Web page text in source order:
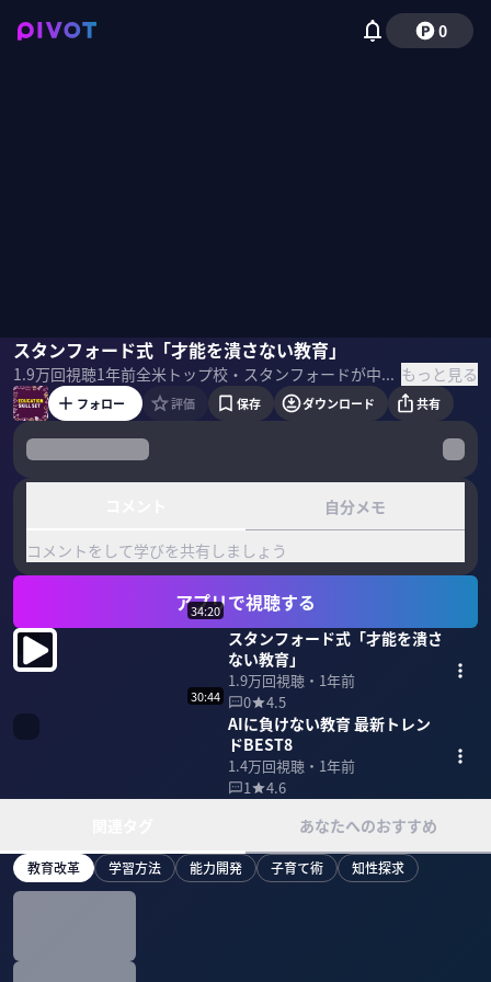
0
スタンフォード式「才能を潰さない教育」
1.9万回視聴1年前 全米トップ校・スタンフォードが中高生に教えていることは何なのか？日本のオンライン校の今後はどうなるのか？校長の星友啓氏に聞く。 ＜ゲスト＞ 星友啓／スタンフォードオンラインハイスクール校長・哲学博士 ２００８年Stanford大学哲学博士修了後、同大学哲学部講師として論理学で教鞭をとりながら、Stanford Online High Schoolスタートアッププロジェクトに参加。 ２０１６年より校長に就任。 現職の傍ら、哲学、論理学、リーダーシップの講義活動や、米国、アジアにむけて、教育及び教育関連テクノロジー(EdTech)のコンサルティングにも取り組む。日本では慶應義塾大学特別招聘教授、横浜市立大学特任教授を務めている。 主な著書 『スタンフォードが中高生に教えていること』 『脳を活かす英会話』 『スタンフォード大学・オンラインハイスクール校長が教える 脳が一生忘れないインプット術』 ＜目次＞ もっと見る
星友啓山口真由国山ハセン
フォロー 評価 保存 ダウンロード 共有
自分メモ
コメントをして学びを共有しましょう
アプリで視聴する
34:20
スタンフォード式「才能を潰さ
ない教育」
1.9万回視聴・ 1年前
0
4.5
30:44
AIに負けない教育 最新トレン
ドBEST8
1.4万回視聴・ 1年前
1
4.6
あなたへのおすすめ
教育改革 学習方法 能力開発 子育て術 知性探求